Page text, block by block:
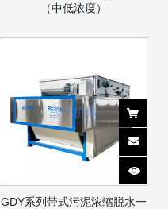
（中低浓度）
GDY系列带式污泥浓缩脱水一